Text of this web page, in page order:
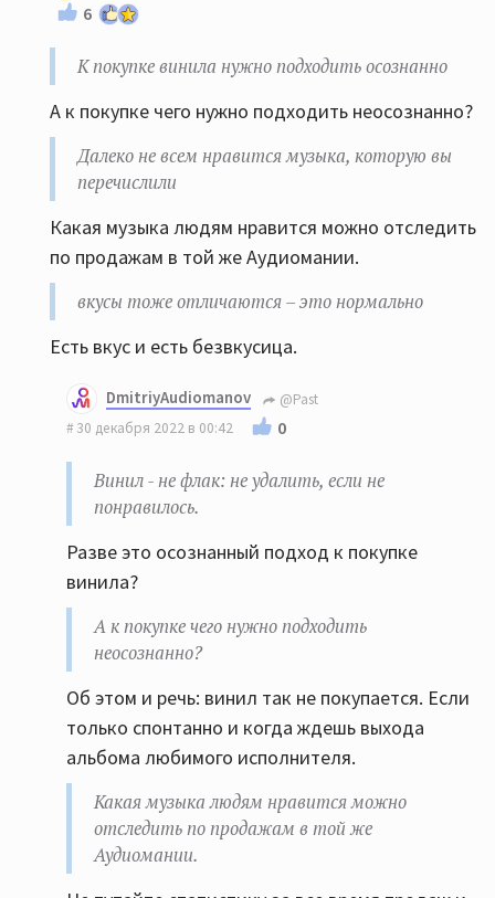
6
К покупке винила нужно подходить осознанно
А к покупке чего нужно подходить неосознанно?
Далеко не всем нравится музыка, которую вы
перечислили
Какая музыка людям нравится можно отследить
по продажам в той же Аудиомании.
вкусы тоже отличаются – это нормально
Есть вкус и есть безвкусица.
DmitriyAudiomanov
@Past
30 декабря 2022 в 00:42
0
Винил - не флак: не удалить, если не
понравилось.
Разве это осознанный подход к покупке
винила?
А к покупке чего нужно подходить
неосознанно?
Об этом и речь: винил так не покупается. Если
только спонтанно и когда ждешь выхода
альбома любимого исполнителя.
Какая музыка людям нравится можно
отследить по продажам в той же
Аудиомании.